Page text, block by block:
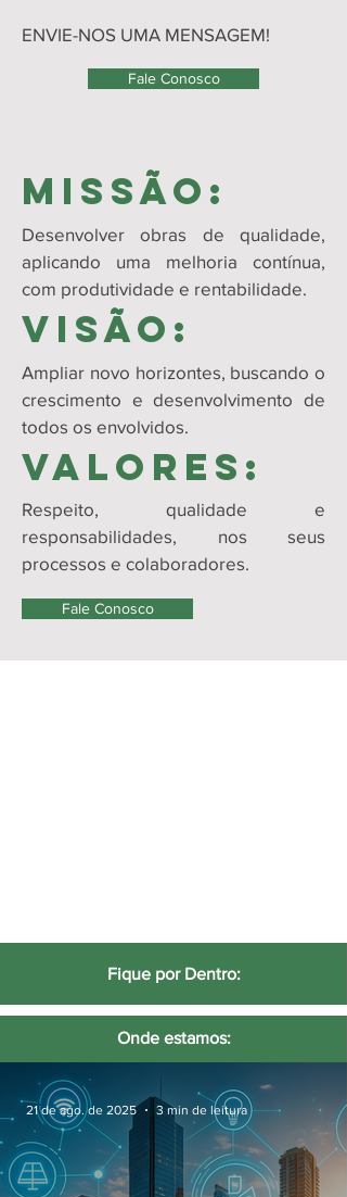
ENVIE-NOS UMA MENSAGEM!
Fale Conosco
Missão:
Desenvolver obras de qualidade,
aplicando uma melhoria contínua,
com produtividade e rentabilidade.
visão:
Ampliar novo horizontes, buscando o
crescimento e desenvolvimento de
todos os envolvidos.
VALORES:
Respeito, qualidade e
responsabilidades, nos seus
processos e colaboradores.
Fale Conosco
Fique por Dentro:
Onde estamos:
21 de ago. de 2025 3 min de leitura